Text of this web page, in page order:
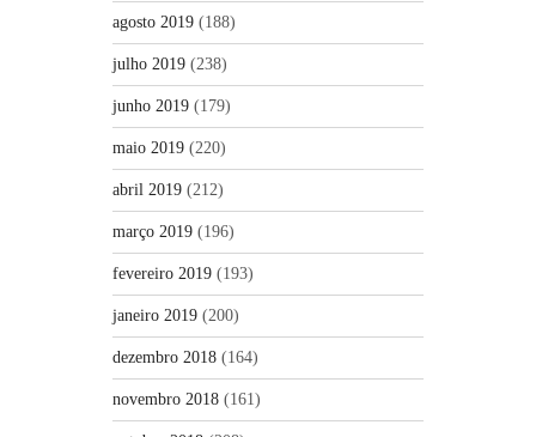
agosto 2019 (188)
julho 2019 (238)
junho 2019 (179)
maio 2019 (220)
abril 2019 (212)
março 2019 (196)
fevereiro 2019 (193)
janeiro 2019 (200)
dezembro 2018 (164)
novembro 2018 (161)